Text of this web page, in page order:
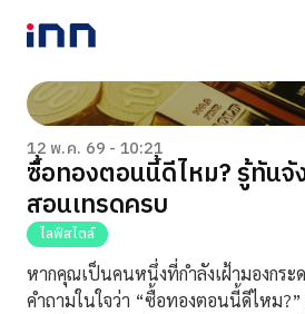
NEWS
ENTERTAINMENT
LIFESTYLE
HOROSCOPE
LOTTERY
VIDEO
ร่วมด้วยช่วยกัน
12 พ.ค. 69 - 10:21
ซื้อทองตอนนี้ดีไหม? รู้ทันจั
สอนเทรดครบ
ไลฟ์สไตล์
หากคุณเป็นคนหนึ่งที่กำลังเฝ้ามองกระ
คำถามในใจว่า “ซื้อทองตอนนี้ดีไหม?”